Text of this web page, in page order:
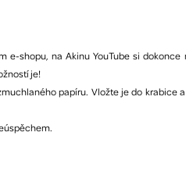
e-shopu, na Akinu YouTube si
je!
papíru. Vložte je do krabice